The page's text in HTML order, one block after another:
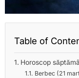
Table of
Horoscop
Berbec (21